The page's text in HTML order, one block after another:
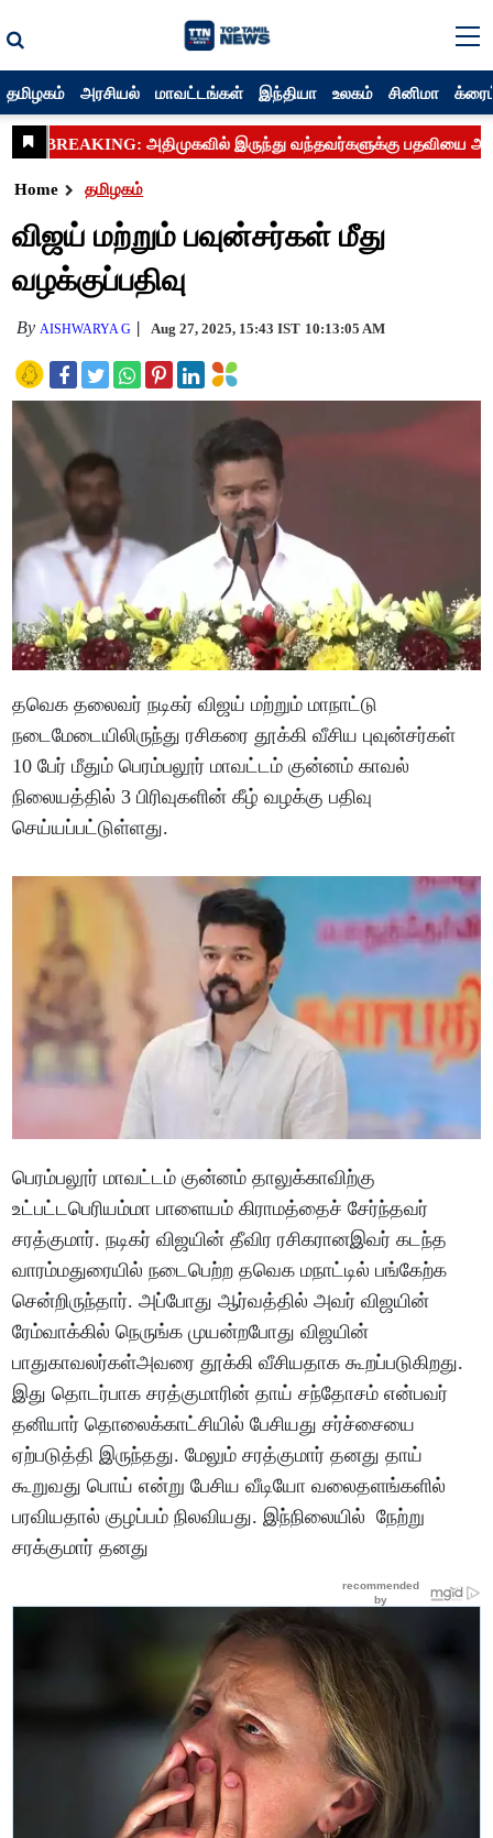
தமிழகம் அரசியல் மாவட்டங்கள் இந்தியா உலகம் சினிமா
Home தமிழகம்
விஜய் மற்றும் பவுன்சர்கள் மீது
வழக்குப்பதிவு
By AISHWARYA G Aug 27, 2025, 15:43 IST 10:13:05 AM
தவெக தலைவர் நடிகர் விஜய் மற்றும் மாநாட்டு
நடைமேடையிலிருந்து ரசிகரை தூக்கி வீசிய புவுன்சர்கள்
10 பேர் மீதும் பெரம்பலூர் மாவட்டம் குன்னம் காவல்
நிலையத்தில் 3 பிரிவுகளின் கீழ் வழக்கு பதிவு
செய்யப்பட்டுள்ளது.
பெரம்பலூர் மாவட்டம் குன்னம் தாலுக்காவிற்கு
உட்பட்டபெரியம்மா பாளையம் கிராமத்தைச் சேர்ந்தவர்
சரத்குமார். நடிகர் விஜயின் தீவிர ரசிகரானஇவர் கடந்த
வாரம்மதுரையில் நடைபெற்ற தவெக மநாட்டில் பங்கேற்க
சென்றிருந்தார். அப்போது ஆர்வத்தில் அவர் விஜயின்
ரேம்வாக்கில் நெருங்க முயன்றபோது விஜயின்
பாதுகாவலர்கள்அவரை தூக்கி வீசியதாக கூறப்படுகிறது.
இது தொடர்பாக சரத்குமாரின் தாய் சந்தோசம் என்பவர்
தனியார் தொலைக்காட்சியில் பேசியது சர்ச்சையை
ஏற்படுத்தி இருந்தது. மேலும் சரத்குமார் தனது தாய்
கூறுவது பொய் என்று பேசிய வீடியோ வலைதளங்களில்
பரவியதால் குழப்பம் நிலவியது. இந்நிலையில் நேற்று
சரக்குமார் தனது